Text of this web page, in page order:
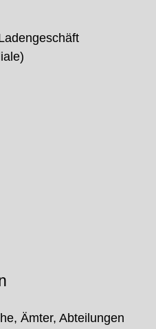
Ämter, Abteilungen